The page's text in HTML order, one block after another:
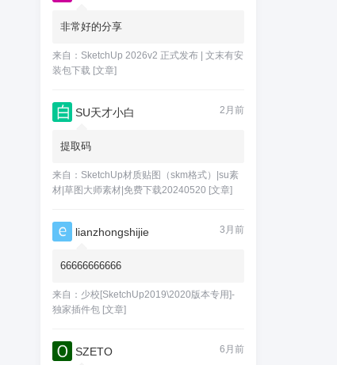
非常好的分享
来自： SketchUp 2026v2 正式发布 | 文末有安
装包下载 [文章]
SU天才小白 2月前
提取码
来自： SketchUp材质贴图（skm格式）|su素
材|草图大师素材|免费下载20240520 [文章]
lianzhongshijie 3月前
66666666666
来自： 少校[SketchUp2019\2020版本专用]-
独家插件包 [文章]
SZETO 6月前